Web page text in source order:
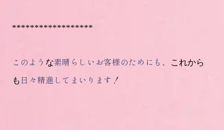
******************
このよう な素晴らしいお客様のためにも、
これから
も 日々精進してまいります！